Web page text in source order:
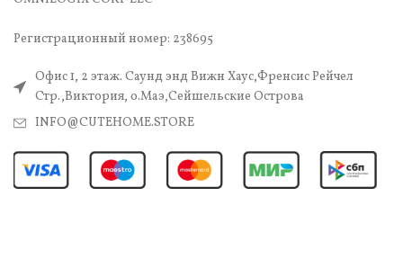
Регистрационный номер: 238695
Офис 1, 2 этаж. Саунд энд Вижн Хаус,Френсис Рейчел
Стр.,Виктория, о.Маэ,Сейшельские Острова
INFO@CUTEHOME.STORE